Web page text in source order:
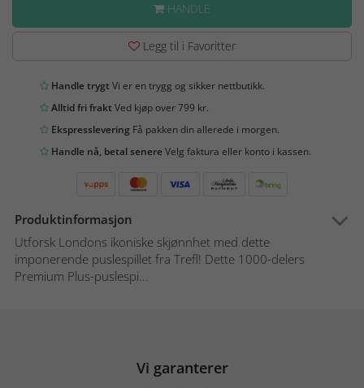
HANDLE
Legg til i Favoritter
Handle trygtVi er en trygg og sikker nettbutikk.
Alltid fri fraktVed kjøp over 799 kr.
Ekspresslevering Få pakken din allerede i morgen.
Handle nå, betal senereVelg faktura eller konto i kassen.
Produktinformasjon
Utforsk Londons ikoniske skjønnhet med dette
imponerende puslespillet fra Trefl! Dette 1000-delers
Premium Plus-puslespi...
Vi garanterer